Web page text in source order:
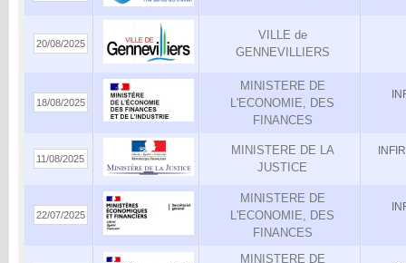
20/08/2025
VILLE de
GENNEVILLIERS
18/08/2025
MINISTERE DE
L'ECONOMIE, DES
FINANCES
11/08/2025
MINISTERE DE LA
JUSTICE
22/07/2025
MINISTERE DE
L'ECONOMIE, DES
FINANCES
MINISTERE DE